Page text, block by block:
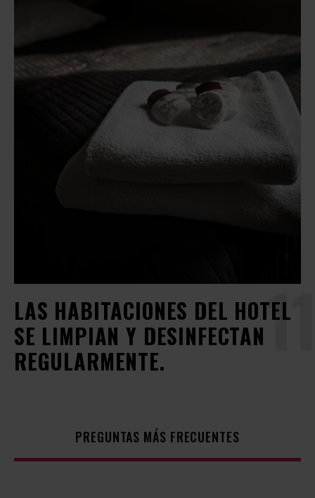
11
LAS HABITACIONES DEL HOTEL
SE LIMPIAN Y DESINFECTAN
REGULARMENTE.
PREGUNTAS MÁS FRECUENTES